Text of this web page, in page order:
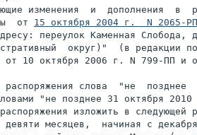
изменения  и  дополнения  в
от 15 октября 2004 г.  N 2065-РП
переулок Каменная
округ)"  (в редакции
от 10 октября 2006 г. N 799-ПП и
распоряжения слова  "не  позднее
"не позднее 31 октября
изложить в следующей
девяти месяцев,  начиная с